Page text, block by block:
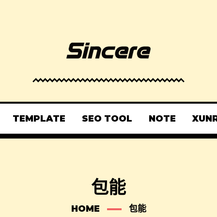
TEMPLATE SEO TOOL NOTE
包能
HOME 包能